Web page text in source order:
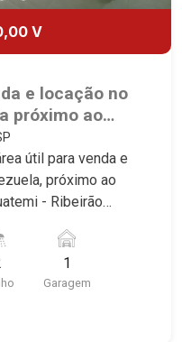
V
e locação no
próximo ao
Preto/SP.
útil para venda e
próximo ao
- Ribeirão
selecionou
social - Sala 2
1
Garagem